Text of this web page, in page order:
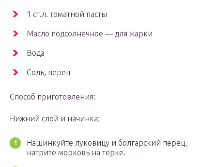
1 ст.л. томатной пасты
Масло подсолнечное — для жарки
Вода
Соль, перец
Способ приготовления:
Нижний слой и начинка:
Нашинкуйте луковицу и болгарский перец,
натрите морковь на терке.